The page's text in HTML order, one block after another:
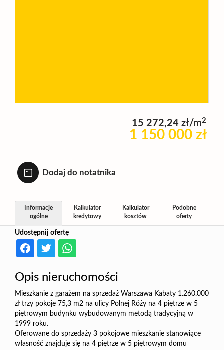
Kontakt
15 272,24 zł/m2
1 150 000 zł
Dodaj do notatnika
Udostępnij ofertę
Informacje
ogólne
Kalkulator
kredytowy
Kalkulator
kosztów
Podobne
oferty
Opis nieruchomości
Mieszkanie z garażem na sprzedaż Warszawa Kabaty 1.260.000
zł trzy pokoje 75,3 m2 na ulicy Polnej Róży na 4 piętrze w 5
piętrowym budynku wybudowanym metodą tradycyjną w
1999 roku.
Oferowane do sprzedaży 3 pokojowe mieszkanie stanowiące
własność znajduje się na 4 piętrze w 5 piętrowym domu